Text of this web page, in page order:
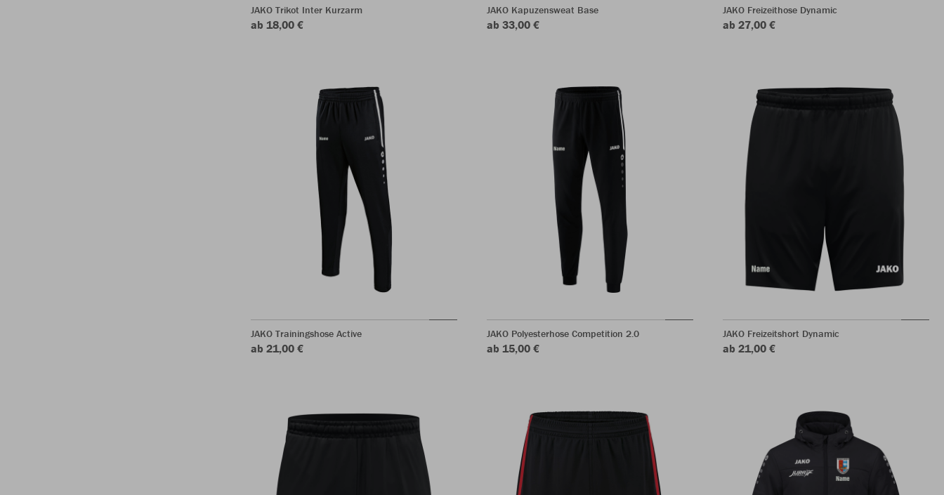
JAKO Trikot Inter Kurzarm
ab 18,00 €
JAKO Kapuzensweat Base
ab 33,00 €
JAKO Freizeithose Dynamic
ab 27,00 €
JAKO Trainingshose Active
ab 21,00 €
JAKO Polyesterhose Competition 2.0
ab 15,00 €
JAKO Freizeitshort Dynamic
ab 21,00 €